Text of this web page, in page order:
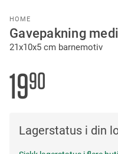
HOME
Gavepakning
21x10x5 cm barnemotiv
1990
Lagerstatus i din
to
the
beginning
the
images
gallery